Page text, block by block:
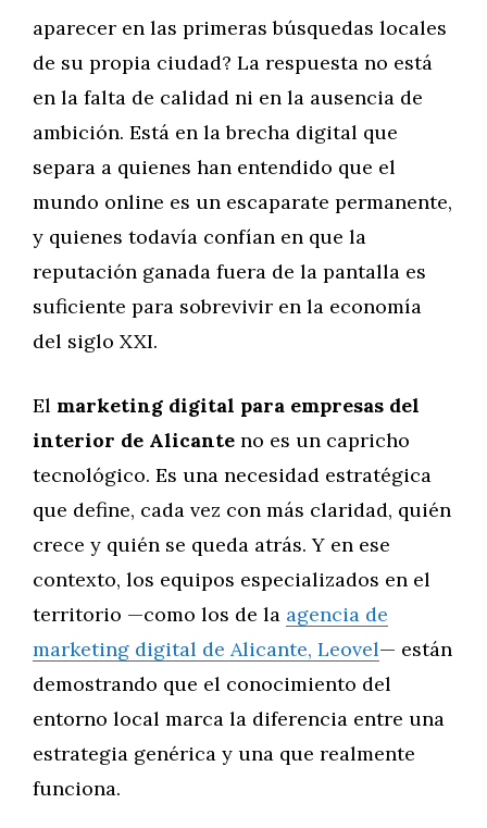
aparecer en las primeras búsquedas locales
de su propia ciudad? La respuesta no está
en la falta de calidad ni en la ausencia de
ambición. Está en la brecha digital que
separa a quienes han entendido que el
mundo online es un escaparate permanente,
y quienes todavía confían en que la
reputación ganada fuera de la pantalla es
suficiente para sobrevivir en la economía
del siglo XXI.
El marketing digital para empresas del
interior de Alicante no es un capricho
tecnológico. Es una necesidad estratégica
que define, cada vez con más claridad, quién
crece y quién se queda atrás. Y en ese
contexto, los equipos especializados en el
territorio —como los de la agencia de
marketing digital de Alicante, Leovel— están
demostrando que el conocimiento del
entorno local marca la diferencia entre una
estrategia genérica y una que realmente
funciona.